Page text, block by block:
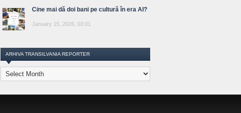
Cine mai dă doi bani pe cultură în era AI?
January 15, 2026, 03:01
ARHIVA TRANSILVANIA REPORTER
Arhiva
Transilvania